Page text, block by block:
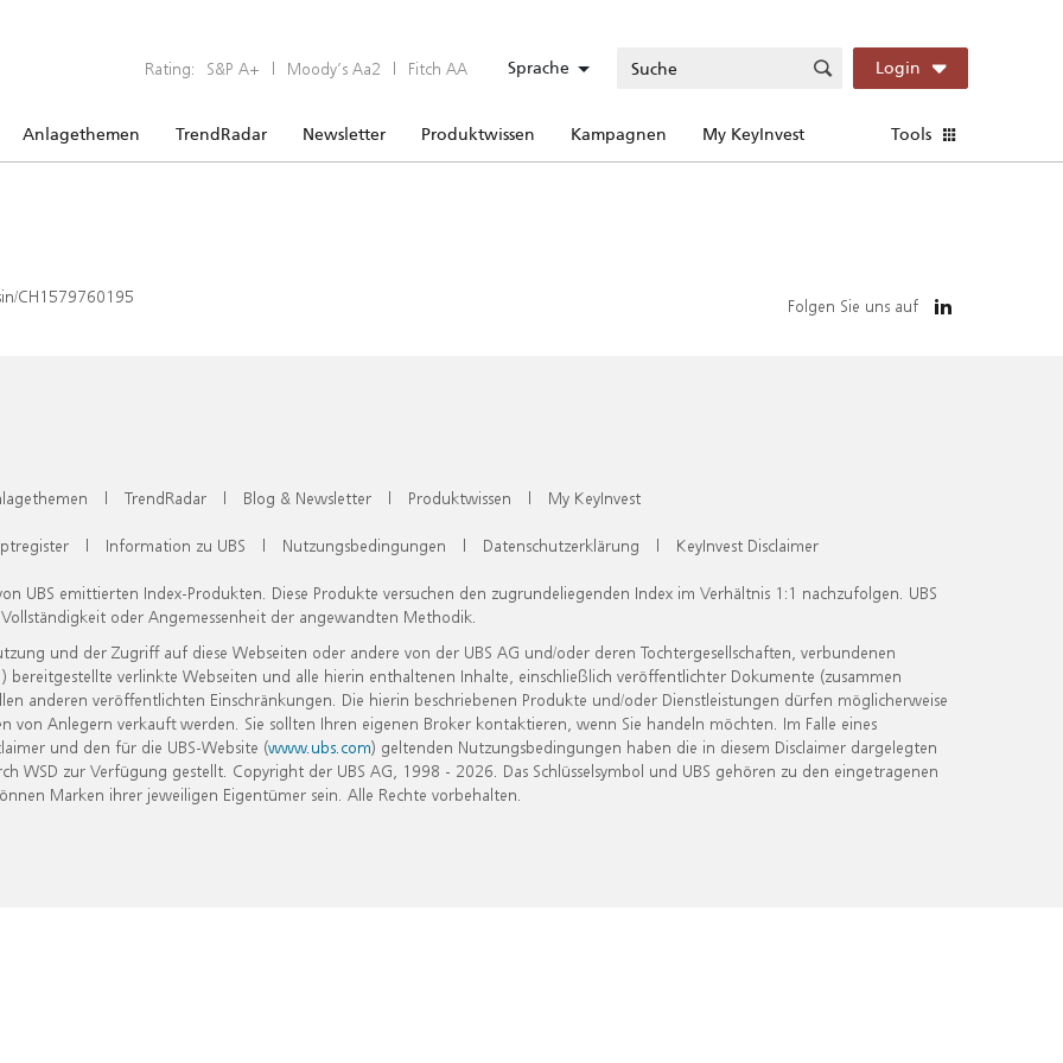
Rating: S&P A+ | Moody’s Aa2 | Fitch AA Sprache Login
Anlagethemen TrendRadar Newsletter Produktwissen Kampagnen My KeyInvest Tools
CH1579760195 Folgen Sie uns auf
| TrendRadar | Blog & Newsletter | Produktwissen | My KeyInvest
| Information zu UBS | Nutzungsbedingungen | Datenschutzerklärung | KeyInvest Disclaimer
UBS emittierten Index-Produkten. Diese Produkte versuchen den zugrundeliegenden Index im Verhältnis 1:1 nachzufolgen. UBS
oder Angemessenheit der angewandten Methodik.
und der Zugriff auf diese Webseiten oder andere von der UBS AG und/oder deren Tochtergesellschaften, verbundenen
verlinkte Webseiten und alle hierin enthaltenen Inhalte, einschließlich veröffentlichter Dokumente (zusammen
anderen veröffentlichten Einschränkungen. Die hierin beschriebenen Produkte und/oder Dienstleistungen dürfen möglicherweise
Anlegern verkauft werden. Sie sollten Ihren eigenen Broker kontaktieren, wenn Sie handeln möchten. Im Falle eines
und den für die UBS-Website (www.ubs.com) geltenden Nutzungsbedingungen haben die in diesem Disclaimer dargelegten
zur Verfügung gestellt. Copyright der UBS AG, 1998 - 2026. Das Schlüsselsymbol und UBS gehören zu den eingetragenen
Marken ihrer jeweiligen Eigentümer sein. Alle Rechte vorbehalten.